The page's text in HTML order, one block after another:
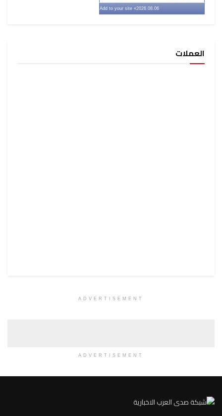
2026.08.06
» Add to your site
العملات
ADVERTISEMENT
ADVERTISEMENT